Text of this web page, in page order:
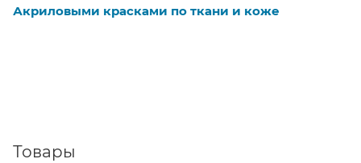
Акриловыми красками по ткани и коже
Товары